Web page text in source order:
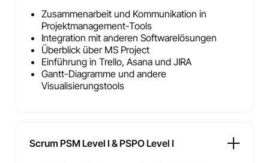
Zusammenarbeit und Kommunikation in
Projektmanagement-Tools
Integration mit anderen Softwarelösungen
Überblick über MS Project
Einführung in Trello, Asana und JIRA
Gantt-Diagramme und andere
Visualisierungstools
Scrum PSM Level I & PSPO Level I